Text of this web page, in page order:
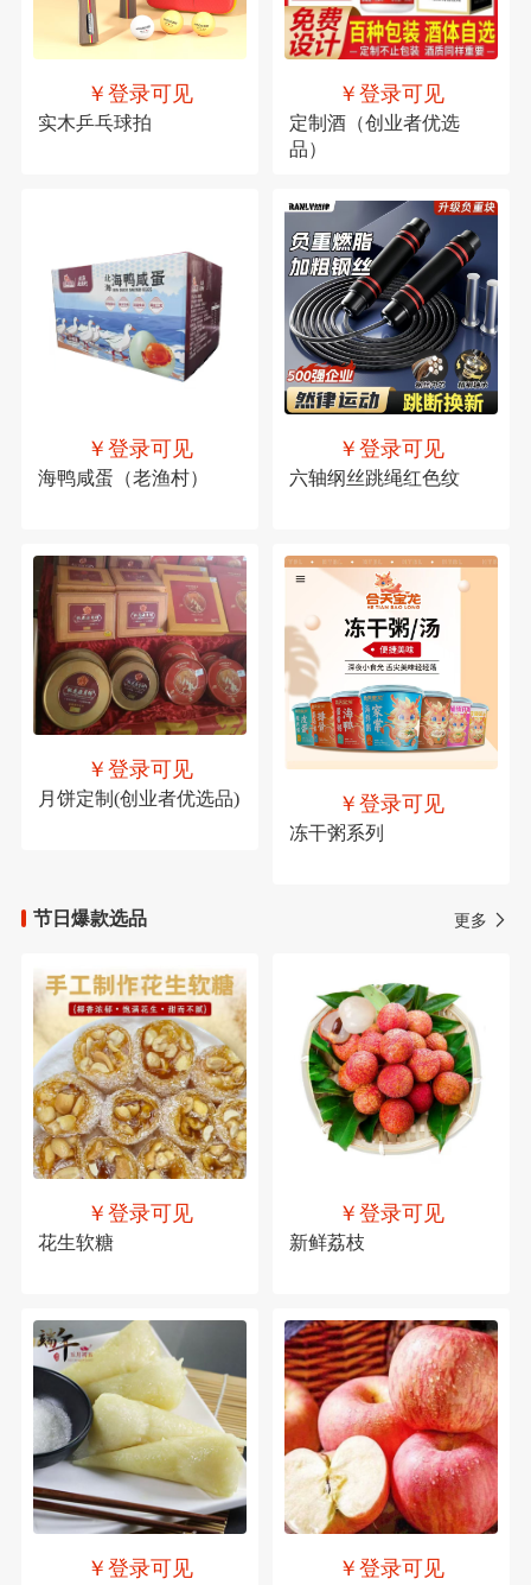
￥登录可见
实木乒乓球拍
￥登录可见
定制酒（创业者优选
品）
￥登录可见
海鸭咸蛋（老渔村）
￥登录可见
六轴纲丝跳绳红色纹
￥登录可见
月饼定制(创业者优选品) ￥登录可见
冻干粥系列
节日爆款选品 更多
￥登录可见
花生软糖
￥登录可见
新鲜荔枝
￥登录可见 ￥登录可见